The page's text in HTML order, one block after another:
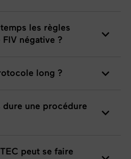
les règles
négative ?
long ?
une procédure
peut se faire